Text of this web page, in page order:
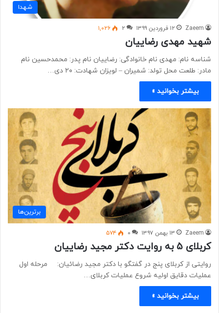
شهدا
Zaeem ۱۲ فروردین ۱۳۹۹ ۲ ۱,۰۲۶
شهید مهدی رضاییان
شناسه نام: مهدی نام خانوادگی: رضاییان نام پدر: محمدحسین نام
مادر: طلعت محل تولد: شمیران – لویزان شهادت: ۲۰ دی…
بیشتر بخوانید »
برترین‌ها
Zaeem ۱۳ بهمن ۱۳۹۷ ۰ ۵۷۴
کربلای ۵ به روایت دکتر مجید رضاییان
روایتی از کربلای پنج در گفتگو با دکتر مجید رضائیان: مرحله اول
عملیات دقایق اولیه شروع عملیات کربلای…
بیشتر بخوانید »